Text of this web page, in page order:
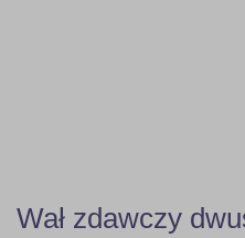
Wał zdawczy